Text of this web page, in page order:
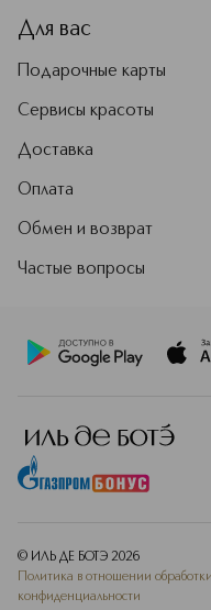
Для вас
Подарочные карты
Сервисы красоты
Доставка
Оплата
Обмен и возврат
Частые вопросы
© ИЛЬ ДЕ БОТЭ 2026
Политика в отношении
конфиденциальности